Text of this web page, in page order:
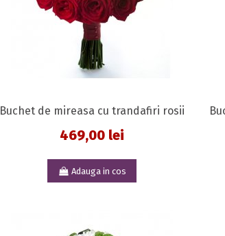
Buchet de mireasa cu trandafiri rosii
469,00 lei
Adauga in cos